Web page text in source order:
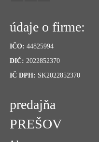
údaje o firme:
IČO: 44825994
DIČ: 2022852370
IČ DPH: SK2022852370
predajňa
PREŠOV